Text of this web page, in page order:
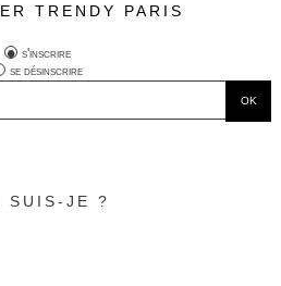
TRENDY PARIS
s'inscrire
se désinscrire
SUIS-JE ?